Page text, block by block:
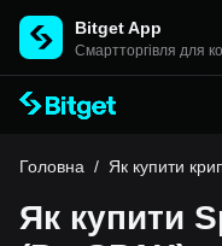
Bitget App
Cмартторгівля для
Головна / Як купити
Як купити